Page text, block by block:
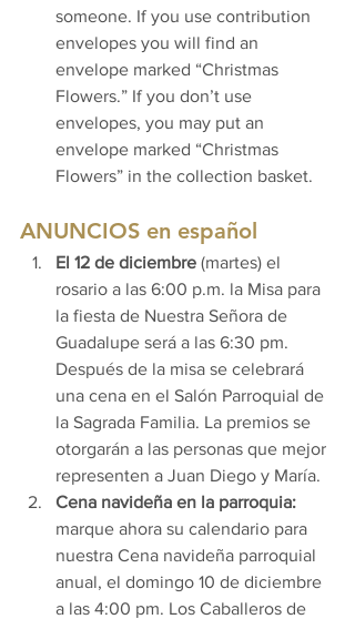
someone. If you use contribution
envelopes you will find an
envelope marked “Christmas
Flowers.” If you don’t use
envelopes, you may put an
envelope marked “Christmas
Flowers” in the collection basket.
ANUNCIOS en español
El 12 de diciembre (martes) el
rosario a las 6:00 p.m. la Misa para
la fiesta de Nuestra Señora de
Guadalupe será a las 6:30 pm.
Después de la misa se celebrará
una cena en el Salón Parroquial de
la Sagrada Familia. La premios se
otorgarán a las personas que mejor
representen a Juan Diego y María.
Cena navideña en la parroquia:
marque ahora su calendario para
nuestra Cena navideña parroquial
anual, el domingo 10 de diciembre
a las 4:00 pm. Los Caballeros de